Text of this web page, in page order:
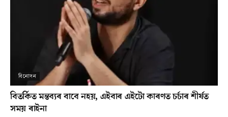
বিনোদন
বিতৰ্কিত মন্তব্যৰ বাবে নহয়, এইবাৰ এইটো কাৰণত চৰ্চাৰ শীৰ্ষত
সময় ৰাইনা